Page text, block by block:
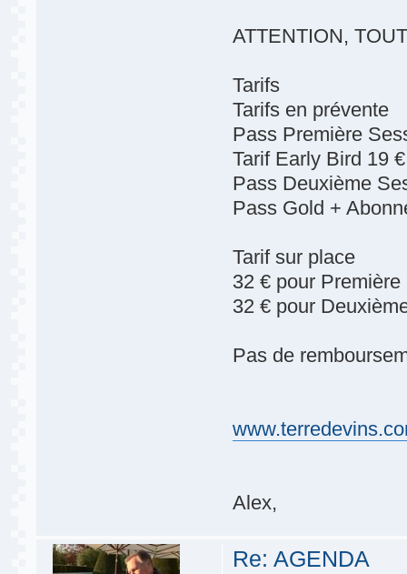
ATTENTION,
Tarifs
Tarifs en prévente
Pass Première
Tarif Early Bird 19
Pass Deuxième
Pass Gold +
Tarif sur place
32 € pour
32 € pour
Pas de
Alex,
Re: AGENDA